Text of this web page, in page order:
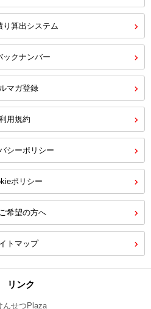
り算出システム
ックナンバー
マガ登録
用規約
シーポリシー
ポリシー
希望の方へ
トマップ
リンク
んせつPlaza